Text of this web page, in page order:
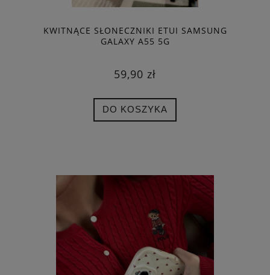
KWITNĄCE SŁONECZNIKI ETUI SAMSUNG
GALAXY A55 5G
59,90 zł
DO KOSZYKA